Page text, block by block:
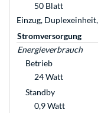
50 Blatt
Einzug,
Stromversorgung
Energieverbrauch
Betrieb
24 Watt
Standby
0,9 Watt